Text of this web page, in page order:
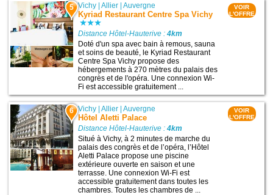
5 Vichy |Allier |Auvergne
Kyriad Restaurant Centre Spa Vichy
Distance Hôtel-Hauterive :4km
Doté d'un spa avec bain à remous, sauna
et soins de beauté, le Kyriad Restaurant
Centre Spa Vichy propose des
hébergements à 270 mètres du palais des
congrès et de l'opéra. Une connexion Wi-
Fi est accessible gratuitement ...
VOIR
L'OFFRE
6 Vichy |Allier |Auvergne
Hôtel Aletti Palace
Distance Hôtel-Hauterive :4km
Situé à Vichy, à 2 minutes de marche du
palais des congrès et de l’opéra, l’Hôtel
Aletti Palace propose une piscine
extérieure ouverte en saison et une
terrasse. Une connexion Wi-Fi est
accessible gratuitement dans toutes les
chambres. Toutes les chambres de ...
VOIR
L'OFFRE